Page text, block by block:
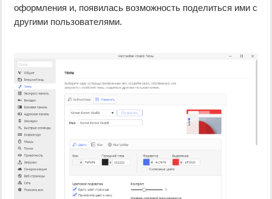
оформления и, появилась возможность поделиться ими с
другими пользователями.